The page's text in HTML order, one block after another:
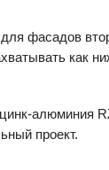
фасадов
как
алюминия
проект.